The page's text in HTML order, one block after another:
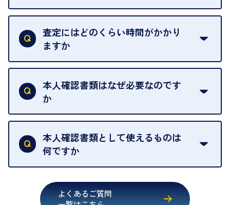
可能な限り、迅速に対応させていただきます。
グオフが可能です。
契約破棄という形で、お品物をお戻しすることがで
きます。
売却当日を含む8日間のうちに、お気軽にお申し出
出張買取のお品物は、8日間保管しております。
一切いただいておりません。査定金額にご納得いた
だけない場合は、その場でお断りいただいても問題
ございません。お気軽にご相談ください。
査定にはどのくらい時間がかかり
ますか
お品物の内容や点数によって異なりますが、店頭買
取の場合は1点あたり数分程度が目安です。大量の
お品物の場合は、お時間をいただくことがございま
本人確認書類はなぜ必要なのです
か
買取店は古物営業法により、お客様のご本人確認を
行うことが義務付けられています。安心してお取引
いただくためにも、ご協力をお願いいたします。
本人確認書類として使えるものは
何ですか
・健康保険証確認書
・マイナンバーカード
よくあるご質問